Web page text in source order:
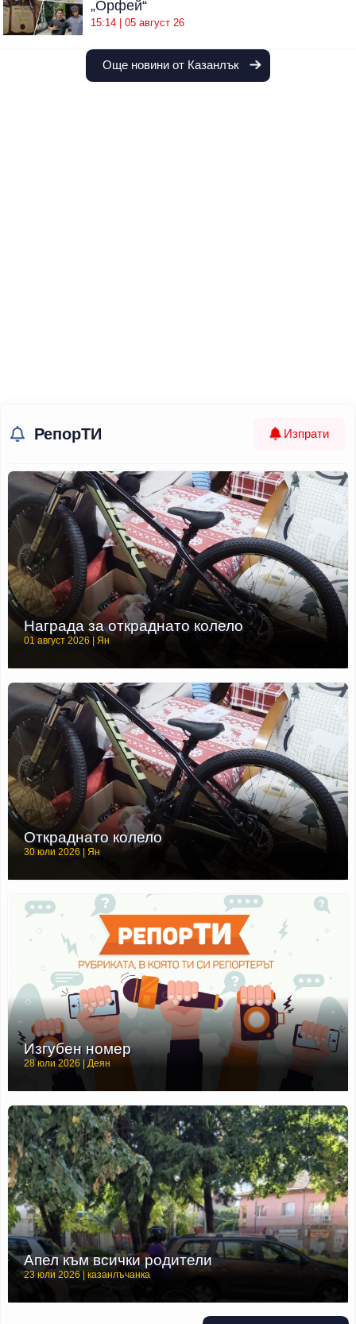
„Орфей“
15:14 | 05 август 26
Още новини от Казанлък
РепорТИ Изпрати
Награда за откраднато колело
01 август 2026 | Ян
Откраднато колело
30 юли 2026 | Ян
Изгубен номер
28 юли 2026 | Деян
Апел към всички родители
23 юли 2026 | казанлъчанка